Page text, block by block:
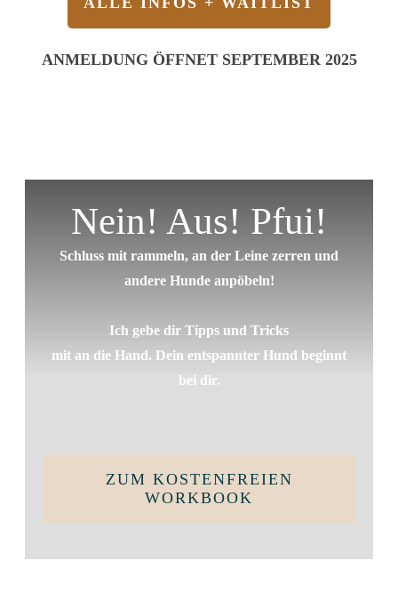
ANMELDUNG ÖFFNET SEPTEMBER 2025
Nein! Aus! Pfui!
Schluss mit rammeln, an der Leine zerren und
andere Hunde anpöbeln!
Ich gebe dir Tipps und Tricks
mit an die Hand. Dein entspannter Hund beginnt
bei dir.
ZUM KOSTENFREIEN
WORKBOOK